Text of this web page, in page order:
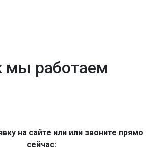
мы работаем
на сайте или или звоните прямо
сейчас: